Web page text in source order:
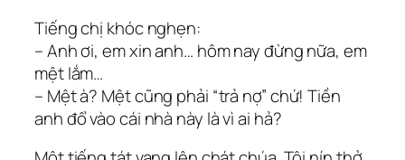
Tiếng chị khóc nghẹn:
– Anh ơi, em xin anh… hôm nay đừng nữa, em
mệt lắm…
– Mệt à? Mệt cũng phải “trả nợ” chứ! Tiền
anh đổ vào cái nhà này là vì ai hả?